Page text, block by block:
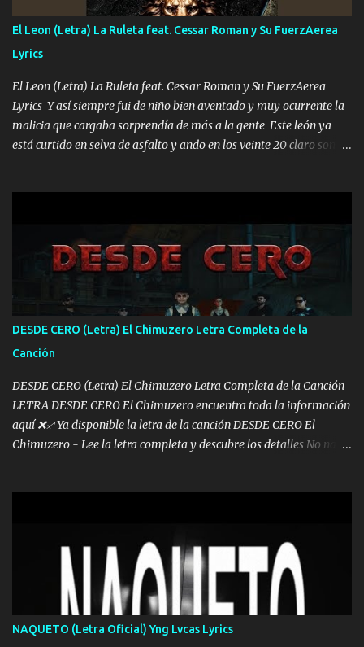
FALTA UN HERMANO DE CLAVE ERA EL 24 SIEMPRE FUE UN
HOMBRE VALIENTE POR ALGO M'URIÓ PELEAND0 SIEMPRE
VIO POR LA FAMILIA PARA QUE SIGA EL LEGADO Es el DOS de
los HERMANOS un cerebro inteligente y com...
El Leon (Letra) La Ruleta feat. Cessar Roman y Su FuerzAerea
Lyrics
El Leon (Letra) La Ruleta feat. Cessar Roman y Su FuerzAerea
Lyrics Y así siempre fui de niño bien aventado y muy ocurrente la
malicia que cargaba sorprendía de más a la gente Este león ya
está curtido en selva de asfalto y ando en los veinte 20 claro son
pa más pues hay charola les voy a dar hasta topar pues no hay de
otra Música Surcando bien mi camino voy por mi línea no veo a
los lados aquel que no corre vuela no se me duerm voy chicoteado
Ya pasé varias hazañas ya tienen rato que me agarran el colmillo
de este León los estatales no sé esperaron Al tiro esta la PrimiZa
también la nueve que cargo al lado doy la mano al que su amigo y
al traicionero damos pa abajo Y No me paran aquí hay pa más
pues hay charola les voy a dar hasta topar pues no hay de otra...
DESDE CERO (Letra) El Chimuzero Letra Completa de la
Canción
DESDE CERO (Letra) El Chimuzero Letra Completa de la Canción
LETRA DESDE CERO El Chimuzero encuentra toda la información
aquí ❌♐ Ya disponible la letra de la canción DESDE CERO El
Chimuzero - Lee la letra completa y descubre los detalles No nací
❌ www.elnorteduro.com ❌ Yo No limito los Sueños , si no existe
Uno pues Hallamos Modos , Si me caigo me Levanto, Aprendo Del
Error Y me sacudo El Lodo ❌ www.elnorteduro.com ❌ El Dinero
No me falta Pero Tampoco me Estorba , Por Eso Manejo Todo
Bien Regido Por mis Normas . Aquí no Se Sufre de Ego vengo Desde
Abajo y me costó subir Fue Con Trabajo Y Esfuerzo, Nada es
NAQUETO (Letra Oficial) Yng Lvcas Lyrics